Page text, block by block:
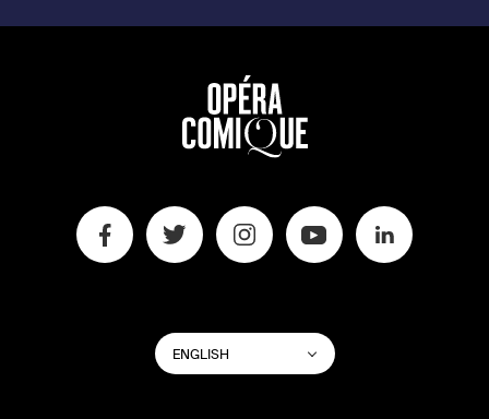
SWITCH
WEBSITE
LANGUAGE
ENGLISH List additional actions